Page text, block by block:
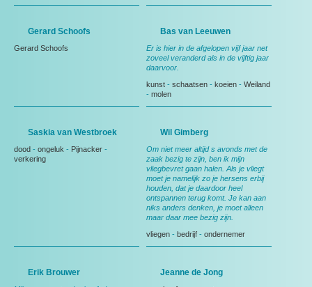
Gerard Schoofs
Gerard Schoofs
Bas van Leeuwen
Er is hier in de afgelopen vijf jaar net
zoveel veranderd als in de vijftig jaar
daarvoor.
kunst - schaatsen - koeien - Weiland
- molen
Saskia van Westbroek
dood - ongeluk - Pijnacker -
verkering
Wil Gimberg
Om niet meer altijd s avonds met de
zaak bezig te zijn, ben ik mijn
vliegbevret gaan halen. Als je vliegt
moet je namelijk zo je hersens erbij
houden, dat je daardoor heel
ontspannen terug komt. Je kan aan
niks anders denken, je moet alleen
maar daar mee bezig zijn.
vliegen - bedrijf - ondernemer
Erik Brouwer Jeanne de Jong